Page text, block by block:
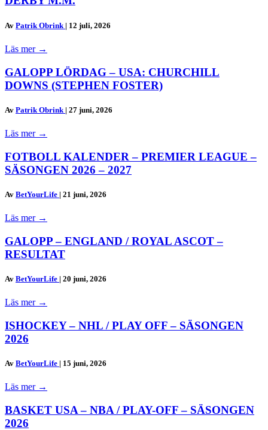
Av Patrik Obrink | 12 juli, 2026
Läs mer →
GALOPP LÖRDAG – USA: CHURCHILL
DOWNS (STEPHEN FOSTER)
Av Patrik Obrink | 27 juni, 2026
Läs mer →
FOTBOLL KALENDER – PREMIER LEAGUE –
SÄSONGEN 2026 – 2027
Av BetYourLife | 21 juni, 2026
Läs mer →
GALOPP – ENGLAND / ROYAL ASCOT –
RESULTAT
Av BetYourLife | 20 juni, 2026
Läs mer →
ISHOCKEY – NHL / PLAY OFF – SÄSONGEN
2026
Av BetYourLife | 15 juni, 2026
Läs mer →
BASKET USA – NBA / PLAY-OFF – SÄSONGEN
2026